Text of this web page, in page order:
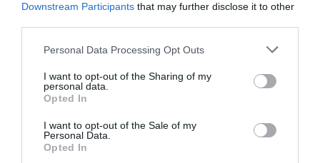
Downstream Participants that may further disclose it to other
Personal Data Processing Opt Outs
I want to opt-out of the Sharing of my
personal data.
Opted In
I want to opt-out of the Sale of my
Personal Data.
Opted In
Σχετικά Άρθρα
«ΖΗΤΩ τα λαϊκά